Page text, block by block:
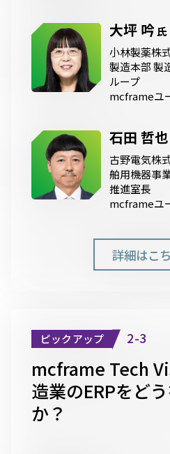
大坪 吟氏
小林製薬株
製造本部 製
ループ
mcframeユ
石田 哲也
古野電気株
舶用機器事
推進室長
mcframeユ
詳細はこ
ピックアップ 2-3
mcframe Tech
造業のERPをど
か？